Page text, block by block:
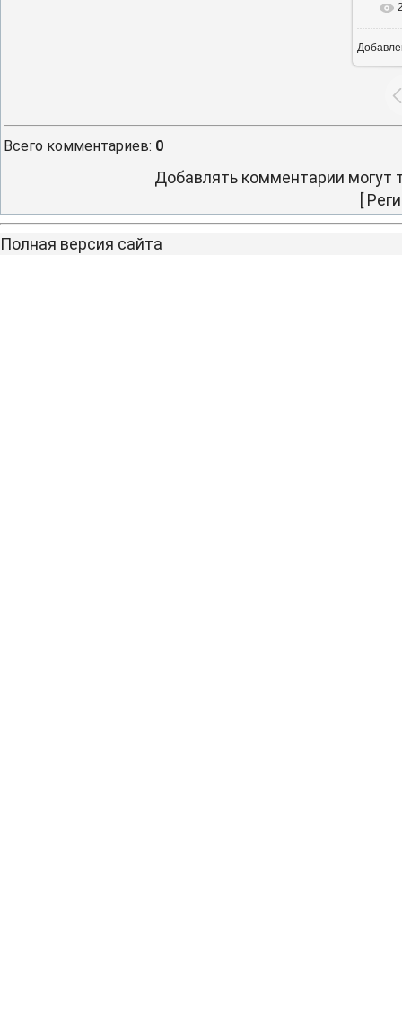
Всего комментариев: 0
Добавлять комментарии могут
[
Полная версия сайта